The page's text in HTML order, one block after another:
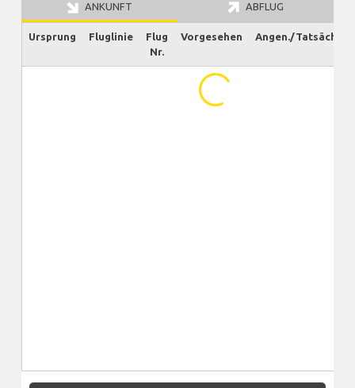
ANKUNFT ABFLUG
Ursprung Fluglinie
Flug
Nr.
Vorgesehen Angen./Tatsächlich